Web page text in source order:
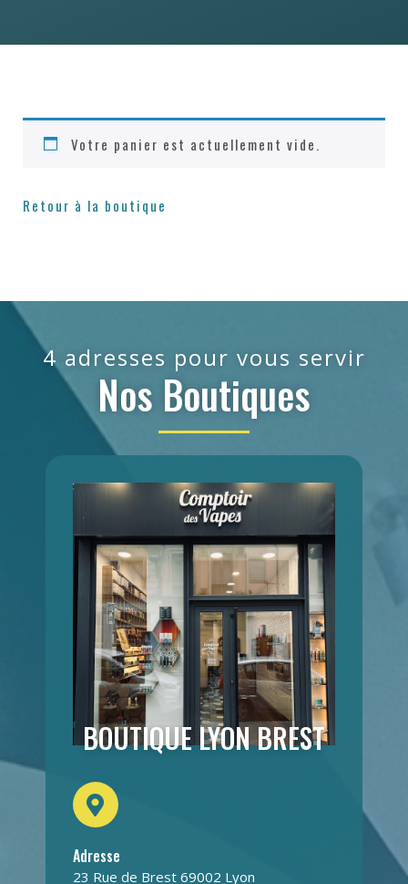
Votre panier est actuellement vide.
Retour à la boutique
4 adresses pour vous servir
Nos Boutiques
BOUTIQUE LYON BREST
Adresse
23 Rue de Brest 69002 Lyon